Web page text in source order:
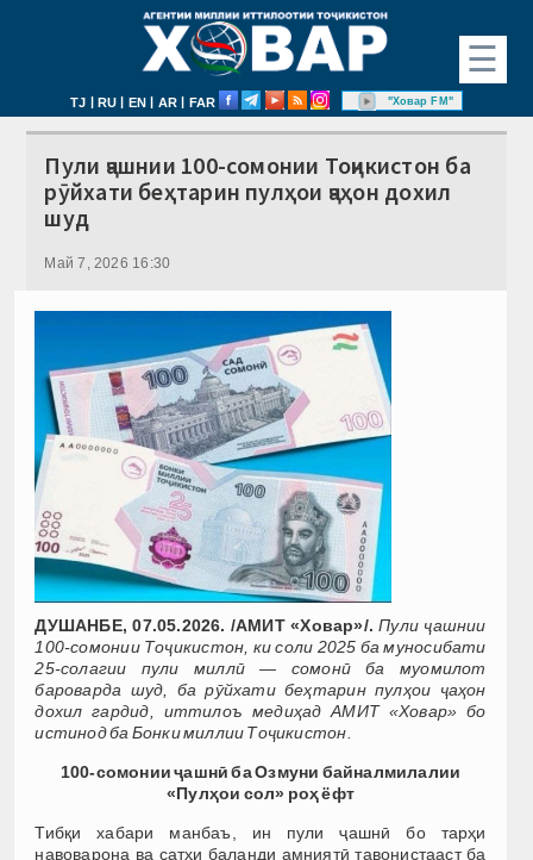
☰
TJ | RU | EN | AR | FAR "Ховар FM"
Пули ҷашнии 100-сомонии Тоҷикистон ба
рӯйхати беҳтарин пулҳои ҷаҳон дохил
шуд
Май 7, 2026 16:30
ДУШАНБЕ, 07.05.2026. /АМИТ «Ховар»/. Пули ҷашнии
100-сомонии Тоҷикистон, ки соли 2025 ба муносибати
25-солагии пули миллӣ — сомонӣ ба муомилот
бароварда шуд, ба рӯйхати беҳтарин пулҳои ҷаҳон
дохил гардид, иттилоъ медиҳад АМИТ «Ховар» бо
истинод ба Бонки миллии Тоҷикистон.
100-сомонии ҷашнӣ ба Озмуни байналмилалии
«Пулҳои сол» роҳ ёфт
Тибқи хабари манбаъ, ин пули ҷашнӣ бо тарҳи
навоварона ва сатҳи баланди амниятӣ тавонистааст ба